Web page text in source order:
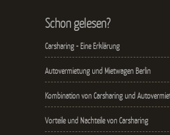
Schon gelesen?
Carsharing - Eine Erklärung
Autovermietung und Mietwagen Berlin
Kombination von Carsharing und
Vorteile und Nachteile von Carsharing